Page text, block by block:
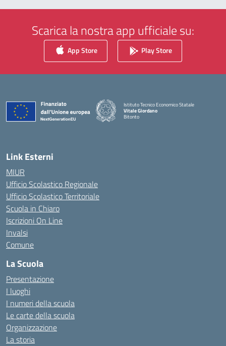
Scarica la nostra app ufficiale su:
App Store Play Store
Istituto Tecnico Economico Statale
Vitale Giordano
Bitonto
Link Esterni
MIUR
Ufficio Scolastico Regionale
Ufficio Scolastico Territoriale
Scuola in Chiaro
Iscrizioni On Line
Invalsi
Comune
La Scuola
Presentazione
I luoghi
I numeri della scuola
Le carte della scuola
Organizzazione
La storia